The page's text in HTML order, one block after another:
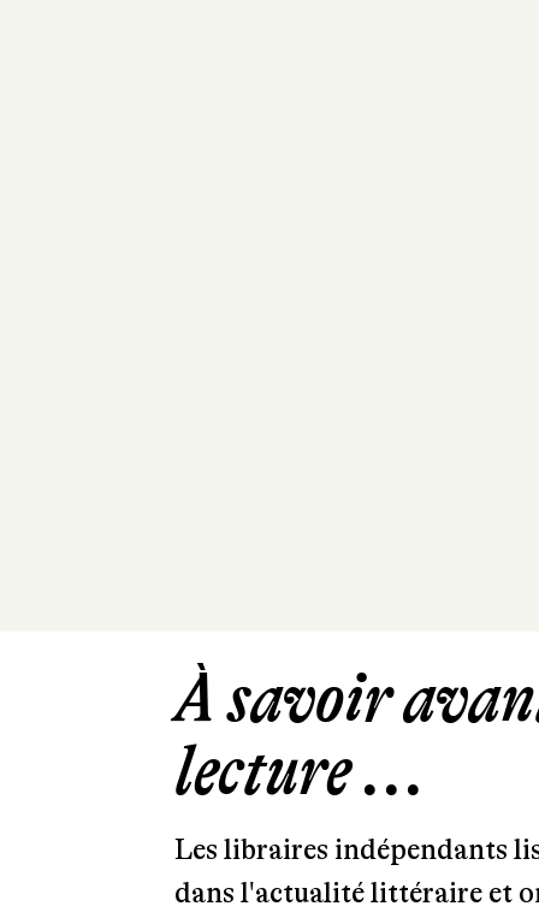
À savoir
lecture ...
Les libraires indépendants
dans l'actualité littéraire et